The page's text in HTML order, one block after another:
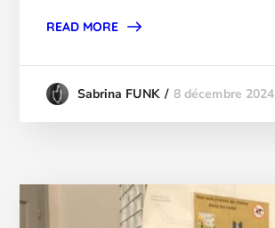
READ MORE
Sabrina FUNK 8 décembre 2024